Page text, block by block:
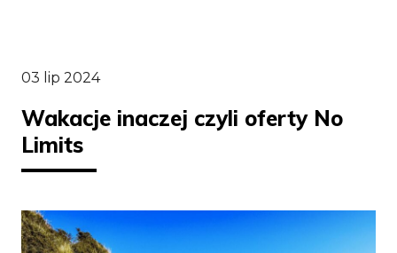
03 lip 2024
Wakacje inaczej czyli oferty No
Limits